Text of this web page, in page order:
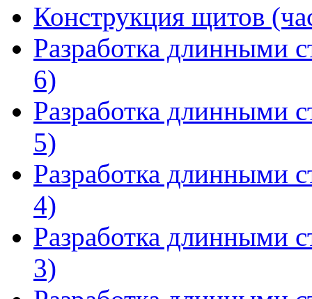
Конструкция щитов
Разработка длинными
6)
Разработка длинными
5)
Разработка длинными
4)
Разработка длинными
3)